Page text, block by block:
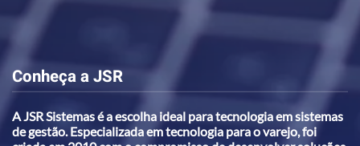
Conheça a JSR
A JSR Sistemas é a escolha ideal para tecnologia em sistemas
de gestão. Especializada em tecnologia para o varejo, foi